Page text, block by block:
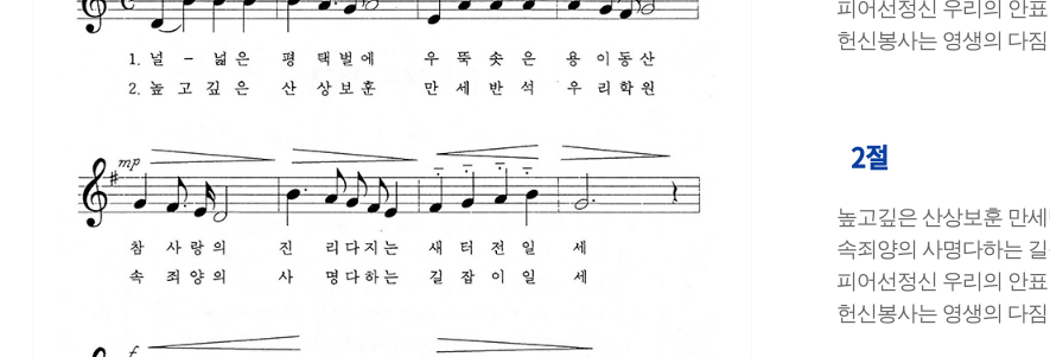
피어선정신 우리의 안
헌신봉사는 영생의 다짐
2절
높고깊은 산상보훈 만
속죄양의 사명다하는
피어선정신 우리의 안
헌신봉사는 영생의 다짐